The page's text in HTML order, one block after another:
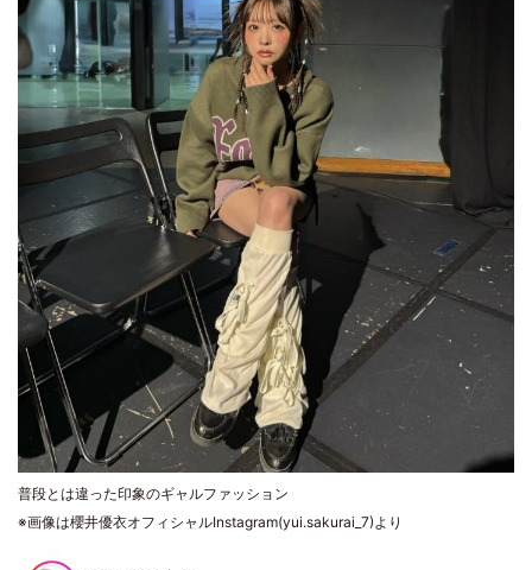
普段とは違った印象のギャルファッション
※画像は櫻井優衣オフィシャルInstagram(yui.sakurai_7)より